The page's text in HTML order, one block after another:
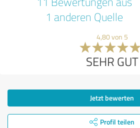
1 anderen Quelle
4,80 von 5
SEHR GUT
Jetzt bewerten
Profil teilen